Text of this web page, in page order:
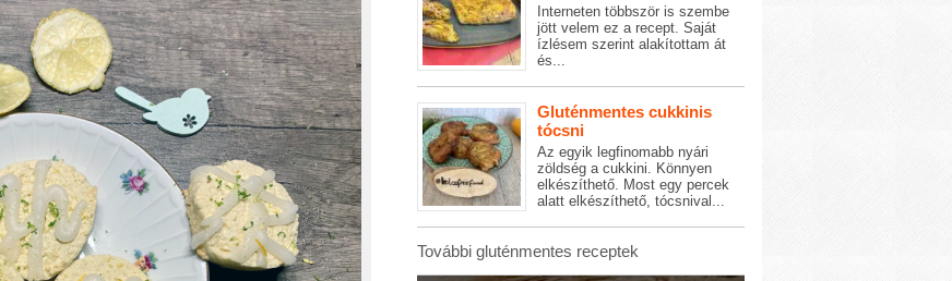
Interneten többször is szembe
jött velem ez a recept. Saját
ízlésem szerint alakítottam át
és...
Gluténmentes cukkinis
tócsni
Az egyik legfinomabb nyári
zöldség a cukkini. Könnyen
elkészíthető. Most egy percek
alatt elkészíthető, tócsnival...
További gluténmentes receptek